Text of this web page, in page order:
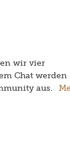
wir vier
Chat werden
aus.